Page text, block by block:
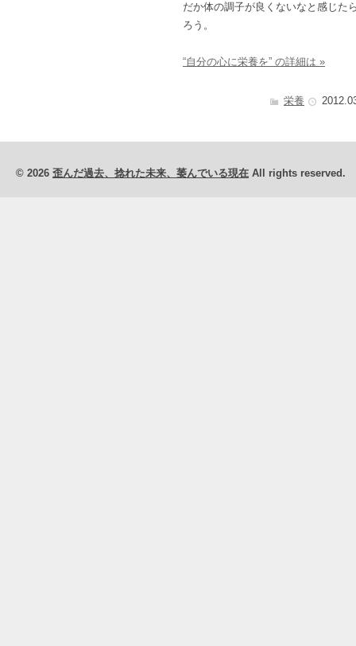
だか体の調子が良くないなと感じた
ろう。
“自分の心に栄養を” の詳細は »
栄養
© 2026 歪んだ過去、捻れた未来、萎んでいる現在 All rights reserved.